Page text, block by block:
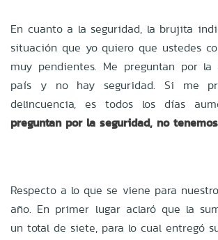
En cuanto a la seguridad, la brujita
situación que yo quiero que ustedes
muy pendientes. Me preguntan por
país y no hay seguridad. Si me
delincuencia, es todos los días
preguntan por la seguridad, no
Respecto a lo que se viene para
año. En primer lugar aclaró que la
un total de siete, para lo cual entregó